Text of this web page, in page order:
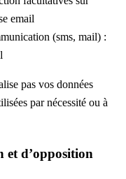
email
(sms, mail) :
pas vos données
par nécessité ou à
et d’opposition